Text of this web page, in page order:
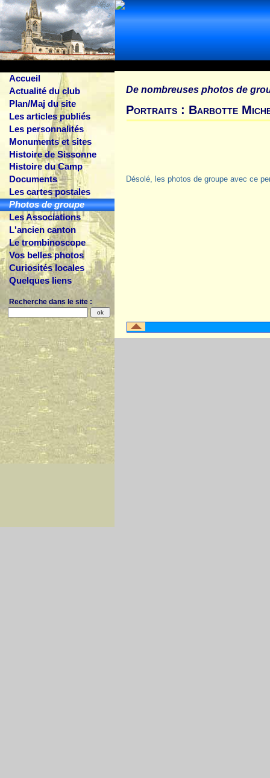
Accueil
Actualité du club
Plan/Maj du site
Les articles publiés
Les personnalités
Monuments et sites
Histoire de Sissonne
Histoire du Camp
Documents
Les cartes postales
Photos de groupe
Les Associations
L'ancien canton
Le trombinoscope
Vos belles photos
Curiosités locales
Quelques liens
Recherche dans le site :
De nombreuses photos de
Portraits : Barbotte
Désolé, les photos de groupe avec ce